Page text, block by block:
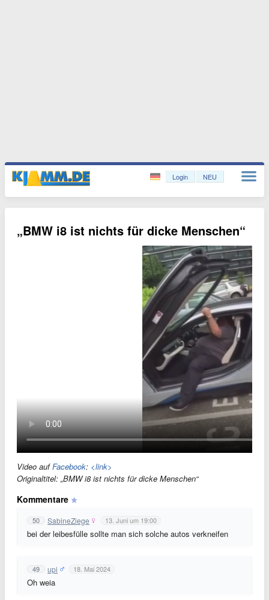
Login NEU
„BMW i8 ist nichts für dicke Menschen“
Video aufFacebook: <link>
Originaltitel: „BMW i8 ist nichts für dicke Menschen“
Kommentare
50 SabineZiege 13. Juni um 19:00
bei der leibesfülle sollte man sich solche autos verkneifen
49 upi 18. Mai 2024
Oh weia